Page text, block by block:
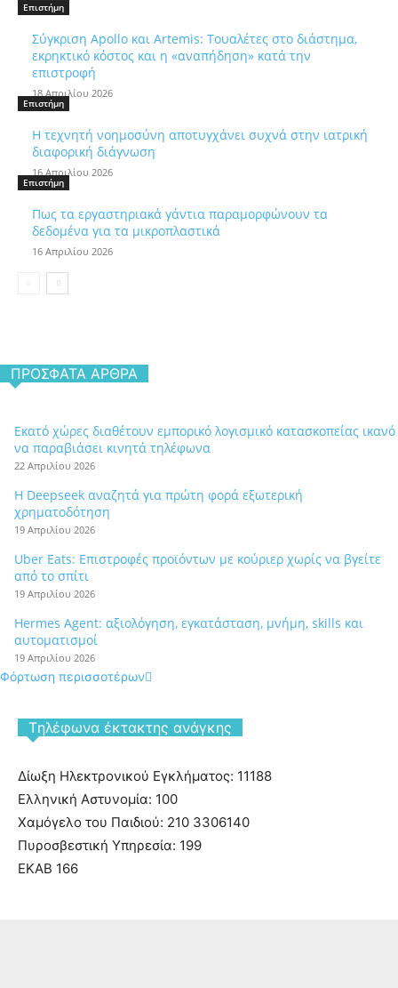
Επιστήμη
Σύγκριση Apollo και Artemis: Τουαλέτες στο διάστημα,
εκρηκτικό κόστος και η «αναπήδηση» κατά την
επιστροφή
18 Απριλίου 2026
Επιστήμη
Η τεχνητή νοημοσύνη αποτυγχάνει συχνά στην ιατρική
διαφορική διάγνωση
16 Απριλίου 2026
Επιστήμη
Πως τα εργαστηριακά γάντια παραμορφώνουν τα
δεδομένα για τα μικροπλαστικά
16 Απριλίου 2026
ΠΡΌΣΦΑΤΑ ΆΡΘΡΑ
Εκατό χώρες διαθέτουν εμπορικό λογισμικό κατασκοπείας ικανό
να παραβιάσει κινητά τηλέφωνα
22 Απριλίου 2026
Η Deepseek αναζητά για πρώτη φορά εξωτερική
χρηματοδότηση
19 Απριλίου 2026
Uber Eats: Επιστροφές προϊόντων με κούριερ χωρίς να βγείτε
από το σπίτι
19 Απριλίου 2026
Hermes Agent: αξιολόγηση, εγκατάσταση, μνήμη, skills και
αυτοματισμοί
19 Απριλίου 2026
Φόρτωση περισσοτέρων
Tηλέφωνα έκτακτης ανάγκης
Δίωξη Ηλεκτρονικού Εγκλήματος: 11188
Ελληνική Αστυνομία: 100
Χαμόγελο του Παιδιού: 210 3306140
Πυροσβεστική Υπηρεσία: 199
ΕΚΑΒ 166